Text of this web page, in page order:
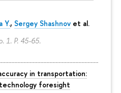
Y., Sergey Shashnov et al.
1. P. 45-65.
in transportation:
foresight